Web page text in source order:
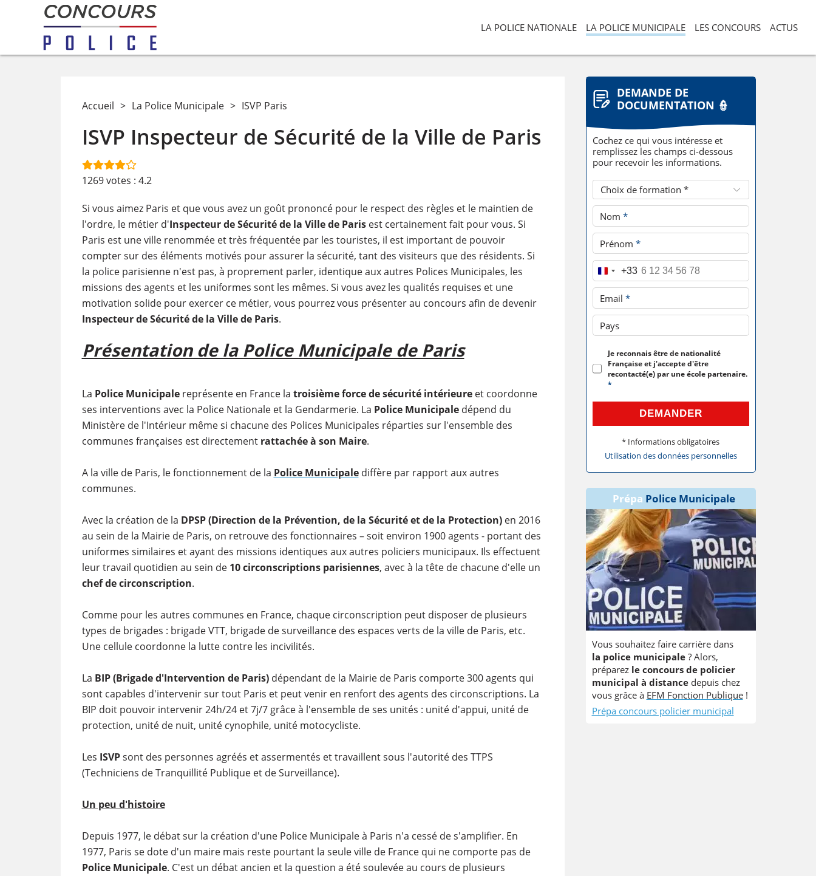
LA POLICE NATIONALE LA POLICE MUNICIPALE LES CONCOURS ACTUS
Accueil > La Police Municipale > ISVP Paris
ISVP Inspecteur de Sécurité de la Ville de Paris
1269votes : 4.2
​Si vous aimez Paris et que vous avez un goût prononcé pour le respect des règles et le maintien de
l'ordre, le métier d'Inspecteur de Sécurité de la Ville de Parisest certainement fait pour vous. Si
Paris est une ville renommée et très fréquentée par les touristes, il est important de pouvoir
compter sur des éléments motivés pour assurer la sécurité, tant des visiteurs que des résidents. Si
la police parisienne n'est pas, à proprement parler, identique aux autres Polices Municipales, les
missions des agents et les uniformes sont les mêmes. Si vous avez les qualités requises et une
motivation solide pour exercer ce métier, vous pourrez vous présenter au concours afin de devenir
Inspecteur de Sécurité de la Ville de Paris.
Présentation de la Police Municipale de Paris
La Police Municipalereprésente en France la troisième force de sécurité intérieureet coordonne
ses interventions avec la Police Nationale et la Gendarmerie. La Police Municipaledépend du
Ministère de l'Intérieur même si chacune des Polices Municipales réparties sur l'ensemble des
communes françaises est directement rattachée à son Maire.
A la ville de Paris, le fonctionnement de la Police Municipalediffère par rapport aux autres
communes.
Avec la création de la DPSP (Direction de la Prévention, de la Sécurité et de la Protection)en 2016
au sein de la Mairie de Paris, on retrouve des fonctionnaires – soit environ 1900 agents - portant des
uniformes similaires et ayant des missions identiques aux autres policiers municipaux. Ils effectuent
leur travail quotidien au sein de 10 circonscriptions parisiennes, avec à la tête de chacune d'elle un
chef de circonscription.
Comme pour les autres communes en France, chaque circonscription peut disposer de plusieurs
types de brigades : brigade VTT, brigade de surveillance des espaces verts de la ville de Paris, etc.
Une cellule coordonne la lutte contre les incivilités.
La BIP (Brigade d'Intervention de Paris)dépendant de la Mairie de Paris comporte 300 agents qui
sont capables d'intervenir sur tout Paris et peut venir en renfort des agents des circonscriptions. La
BIP doit pouvoir intervenir 24h/24 et 7j/7 grâce à l'ensemble de ses unités : unité d'appui, unité de
protection, unité de nuit, unité cynophile, unité motocycliste.
Les ISVPsont des personnes agréés et assermentés et travaillent sous l'autorité des TTPS
(Techniciens de Tranquillité Publique et de Surveillance).
Un peu d'histoire
Depuis 1977, le débat sur la création d'une Police Municipale à Paris n'a cessé de s'amplifier. En
1977, Paris se dote d'un maire mais reste pourtant la seule ville de France qui ne comporte pas de
Police Municipale. C'est un débat ancien et la question a été soulevée au cours de plusieurs
DEMANDE DE
DOCUMENTATION 👮
Cochez ce qui vous intéresse et
remplissez les champs ci-dessous
pour recevoir les informations.
Choix de formation *
Nom *
Prénom *
Téléphone*
+33
Email *
Pays
Je reconnais être de nationalité
Française et j'accepte d'être
recontacté(e) par une école partenaire.
*
DEMANDER
* Informations obligatoires
Utilisation des données personnelles
Prépa Police Municipale
Vous souhaitez faire carrière dans
la police municipale? Alors,
préparez le concours de policier
municipal à distancedepuis chez
vous grâce à EFM Fonction Publique!
Prépa concours policier municipal